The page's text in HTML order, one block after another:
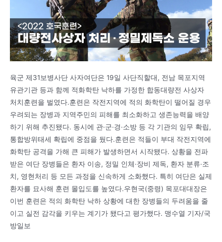
육군 제31보병사단 사자여단은 19일 사단직할대, 전남 목포지역
유관기관 등과 함께 적화학탄 낙하를 가정한 합동대량전 사상자
처치훈련을 벌였다.훈련은 작전지역에 적의 화학탄이 떨어질 경우
우려되는 장병과 지역주민의 피해를 최소화하고 생존능력을 배양
하기 위해 추진됐다. 동시에 관·군·경·소방 등 각 기관의 임무 확립,
통합방위태세 확립에 중점을 뒀다.훈련은 적들이 부대 작전지역에
화학탄 공격을 가해 큰 피해가 발생하면서 시작됐다. 상황을 전파
받은 여단 장병들은 환자 이송, 정밀 인체·장비 제독, 환자 분류·조
치, 영현처리 등 모든 과정을 신속하게 소화했다. 특히 여단은 실제
환자를 묘사해 훈련 몰입도를 높였다.우현국(중령) 목포대대장은
이번 훈련은 적의 화학탄 낙하 상황에 대한 장병들의 두려움을 줄
이고 실전 감각을 키우는 계기가 됐다고 평가했다. 맹수열 기자/국
방일보